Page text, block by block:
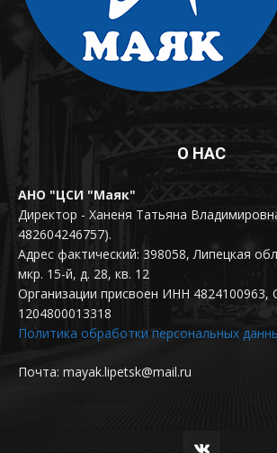
О НАС
АНО "ЦСИ "Маяк"
Директор - Ханеня Татьяна
482604246757).
Адрес фактический: 398058, Липецкая
мкр. 15-й, д. 28, кв. 12
Организации присвоен ИНН 4824100963,
1204800013318
Политика обработки персональных
Почта: mayak.lipetsk@mail.ru